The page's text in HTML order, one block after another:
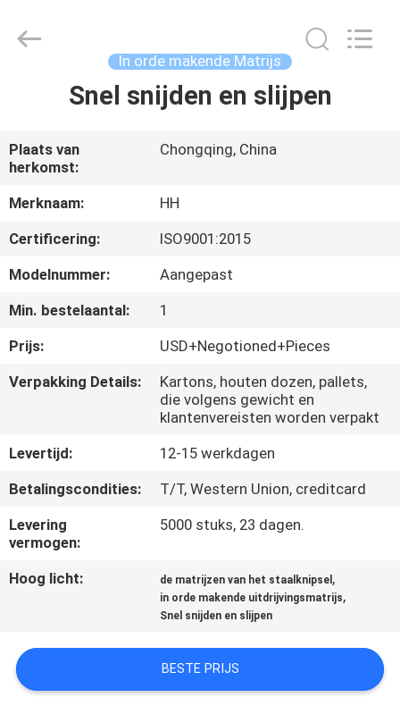
PRODUCTEN
VIDEO'S
ONGEVEER
ONS
FABRIEKSREIS
KWALITEITSCONTROLE
CONTACTEER
ONS
NIEUWS
OM EEN
CITAAT
Limited.
In orde makende Matrijs
Snel snijden en slijpen
Plaats van
herkomst:
Chongqing, China
Merknaam:
HH
Certificering:
ISO9001:2015
Modelnummer:
Aangepast
Min. bestelaantal:
1
Prijs:
USD+Negotioned+Pieces
Verpakking Details:
Kartons, houten dozen, pallets,
die volgens gewicht en
klantenvereisten worden verpakt
Levertijd:
12-15 werkdagen
Betalingscondities:
T/T, Western Union, creditcard
Levering
vermogen:
5000 stuks, 23 dagen.
Hoog licht: de matrijzen van het staalknipsel ,
in orde makende uitdrijvingsmatrijs,
Snel snijden en slijpen
BESTE PRIJS